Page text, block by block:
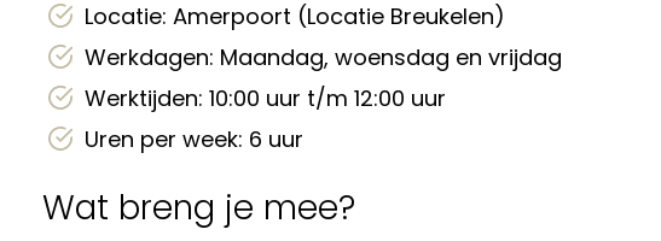
Locatie: Amerpoort (Locatie Breukelen)
Werkdagen: Maandag, woensdag en vrijdag
Werktijden: 10:00 uur t/m 12:00 uur
Uren per week: 6 uur
Wat breng je mee?